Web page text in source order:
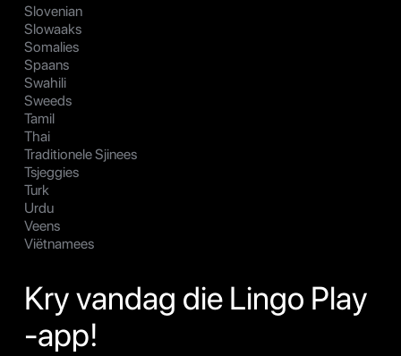
Slovenian
Slowaaks
Somalies
Spaans
Swahili
Sweeds
Tamil
Thai
Traditionele Sjinees
Tsjeggies
Turk
Urdu
Veens
Viëtnamees
Kry vandag die Lingo Play
-app!